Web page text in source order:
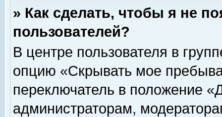
» Как сделать, чтобы я не
пользователей?
В центре пользователя в
опцию «Скрывать мое
переключатель в положение
администраторам,